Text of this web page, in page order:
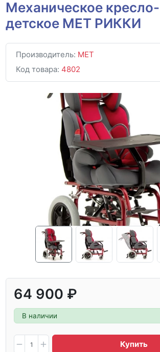
Механическое
детское MET РИККИ
Производитель: MET
Код товара: 4802
64 900 ₽
В наличии
Купить